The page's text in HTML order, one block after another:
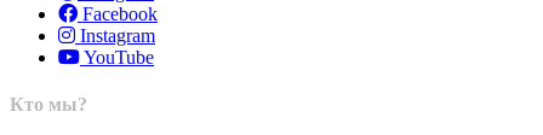
Facebook
Instagram
YouTube
Кто мы?